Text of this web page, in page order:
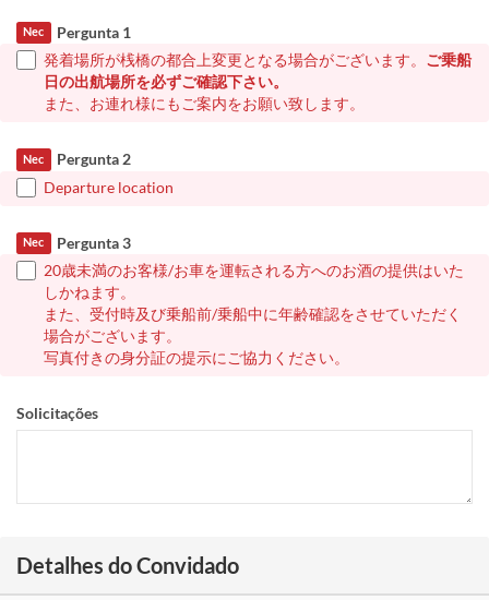
Pergunta 1
Nec
発着場所が桟橋の都合上変更となる場合がございます。 ご乗船
日の出航場所を必ずご確認下さい。
また、お連れ様にもご案内をお願い致します。
Pergunta 2
Nec
Departure location
Pergunta 3
Nec
20歳未満のお客様/お車を運転される方へのお酒の提供はいた
しかねます。
また、受付時及び乗船前/乗船中に年齢確認をさせていただく
場合がございます。
写真付きの身分証の提示にご協力ください。
Solicitações
Detalhes do Convidado